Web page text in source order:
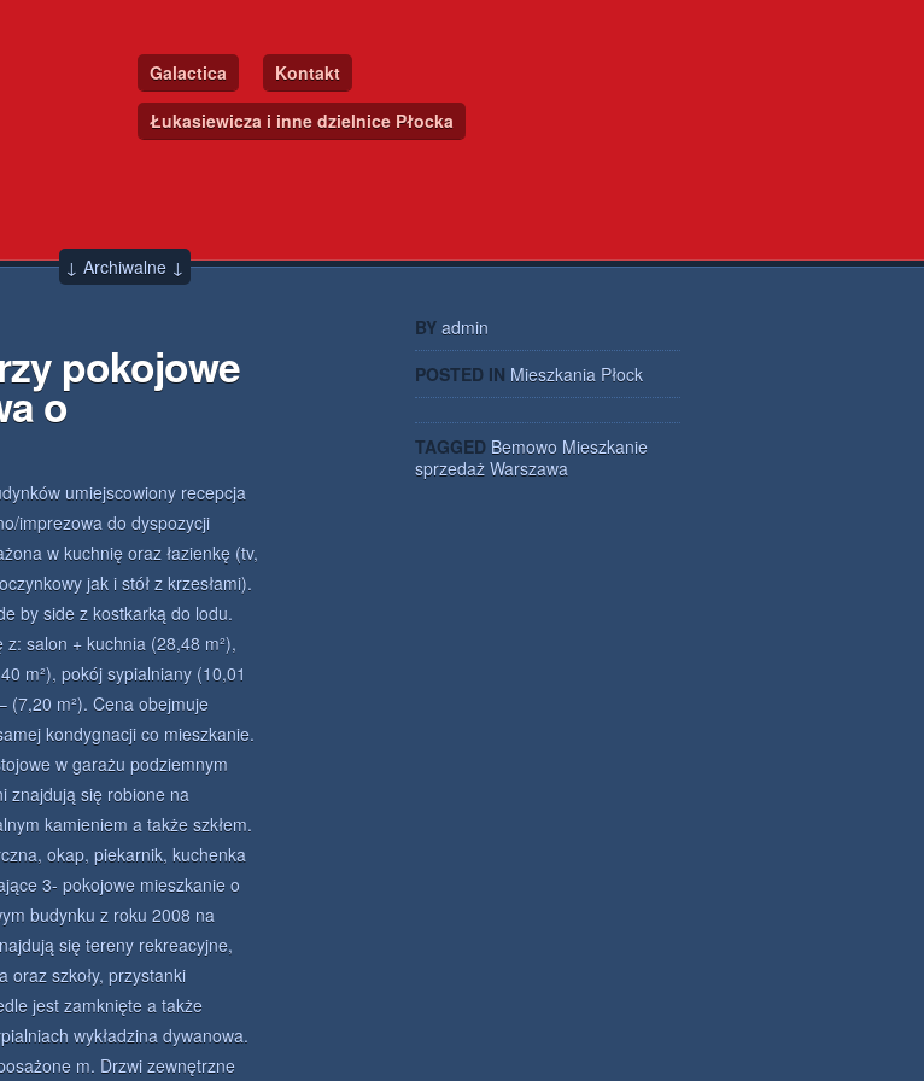
Galactica
Kontakt
Łukasiewicza i inne dzielnice Płocka
↓ Archiwalne ↓
pokojowe
o
umiejscowiony recepcja
imprezowa do dyspozycji
w kuchnię oraz łazienkę (tv,
jak i stół z krzesłami).
by side z kostkarką do lodu.
z: salon + kuchnia (28,48 m²),
m²), pokój sypialniany (10,01
(7,20 m²). Cena obejmuje
kondygnacji co mieszkanie.
w garażu podziemnym
znajdują się robione na
kamieniem a także szkłem.
okap, piekarnik, kuchenka
3- pokojowe mieszkanie o
budynku z roku 2008 na
się tereny rekreacyjne,
oraz szkoły, przystanki
jest zamknięte a także
wykładzina dywanowa.
m. Drzwi zewnętrzne
BY admin
POSTED IN Mieszkania Płock
TAGGED Bemowo Mieszkanie
sprzedaż Warszawa